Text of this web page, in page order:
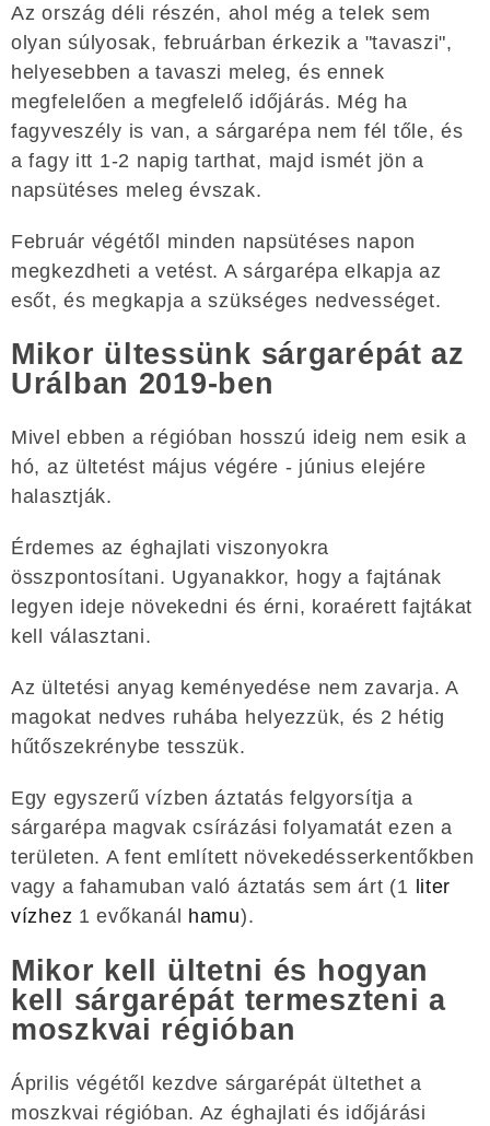
Az ország déli részén, ahol még a telek sem
olyan súlyosak, februárban érkezik a "tavaszi",
helyesebben a tavaszi meleg, és ennek
megfelelően a megfelelő időjárás. Még ha
fagyveszély is van, a sárgarépa nem fél tőle, és
a fagy itt 1-2 napig tarthat, majd ismét jön a
napsütéses meleg évszak.
Február végétől minden napsütéses napon
megkezdheti a vetést. A sárgarépa elkapja az
esőt, és megkapja a szükséges nedvességet.
Mikor ültessünk sárgarépát az
Urálban 2019-ben
Mivel ebben a régióban hosszú ideig nem esik a
hó, az ültetést május végére - június elejére
halasztják.
Érdemes az éghajlati viszonyokra
összpontosítani. Ugyanakkor, hogy a fajtának
legyen ideje növekedni és érni, koraérett fajtákat
kell választani.
Az ültetési anyag keményedése nem zavarja. A
magokat nedves ruhába helyezzük, és 2 hétig
hűtőszekrénybe tesszük.
Egy egyszerű vízben áztatás felgyorsítja a
sárgarépa magvak csírázási folyamatát ezen a
területen. A fent említett növekedésserkentőkben
vagy a fahamuban való áztatás sem árt (1 liter
vízhez 1 evőkanál hamu).
Mikor kell ültetni és hogyan
kell sárgarépát termeszteni a
moszkvai régióban
Április végétől kezdve sárgarépát ültethet a
moszkvai régióban. Az éghajlati és időjárási